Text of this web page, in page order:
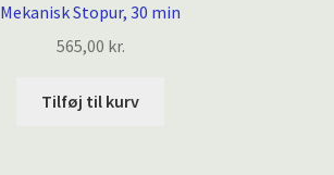
Mekanisk Stopur, 30 min
565,00 kr.
Tilføj til kurv